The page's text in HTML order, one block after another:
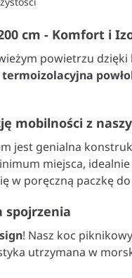
cm - Komfort i
powietrzu
termoizolacyjna
mobilności z
jest genialna
miejsca,
w poręczną paczkę
spojrzenia
! Nasz koc
utrzymana w